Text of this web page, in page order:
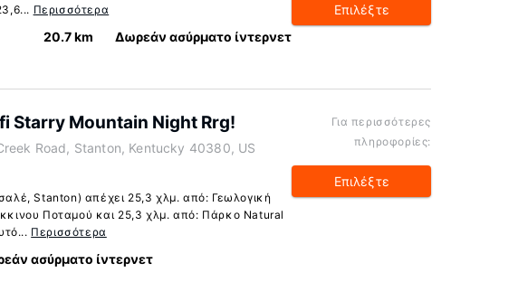
Περισσότερα
20.7 km Δωρεάν ασύρματο ίντερνετ
Επιλέξτε
Starry Mountain Night Rrg!
Road, Stanton, Kentucky 40380, US
Stanton) απέχει 25,3 χλμ. από: Γεωλογική
Ποταμού και 25,3 χλμ. από: Πάρκο Natural
Περισσότερα
ασύρματο ίντερνετ
Για περισσότερες
πληροφορίες:
Επιλέξτε